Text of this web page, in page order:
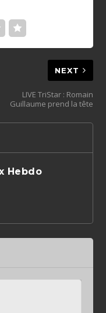
NEXT
LIVE TriStar : Romain
Guillaume prend la tête
Hebdo